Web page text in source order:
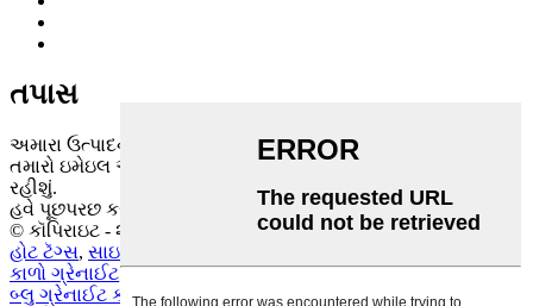
તપાસ
અમારા ઉત્પાદનો અથવા કિંમત સૂચિ વિશે પૂછપરછ માટે, કૃપા કરીને
તમારો ઇમેઇલ અમને મોકલો અને અમે 24 કલાકની અંદર સંપર્કમાં
રહીશું.
હવે પૂછપરછ કરો
© કૉપિરાઇટ - ૨૦૧૦-૨૦૨૧ : સર્વાધિકાર સુરક્ષિત.
હોટ ટૅગ્સ, સાઇટમેપ
કાળો ગ્રેનાઈટ,ગ્રે ગ્રેનાઈટ,પીળો ગ્રેનાઈટ,આછો ગ્રે ગ્રેનાઈટ,
બ્લુ ગ્રેનાઈટ કાઉન્ટરટોપ્સ, સફેદ માર્બલ વોલ ટાઇલ્સ ,